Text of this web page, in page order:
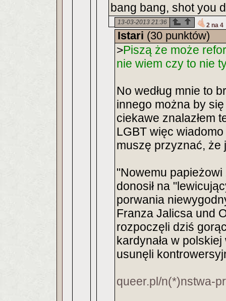
bang bang, shot you
13-03-2013 21:36 2 na 4
Istari (30 punktów)
>Piszą że może
nie wiem czy to nie
No według mnie to
innego można by
ciekawe znalazłem
LGBT więc
muszę przyznać, że
"Nowemu
donosił na
porwania
Franza Jalicsa und
rozpoczęli dziś
kardynała w
usunęli
queer.pl/n(*)nstwa-